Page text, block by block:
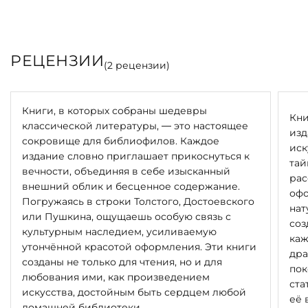
была окончена в ночь с 9 на 10 мая 1945 года. На тот
момент поэт был уже удостоен Сталинской премии.
было подготовлено издательством «Редкая книга из
Санкт-Петербурга» к 9 мая 2020 года в честь
празднования 75-летнего юбилея Победы в Великой
Отечественной войне.
Элементы обмундирования, использованные для
создания футляра и переплёта книги, являются
оригинальными предметами 1930–1945 гг. выпуска, что
делает каждый экземпляр тиража уникальным
историческим памятником. В основе этого
художественного решения лежит глубокая
философская идея: объединить истории судеб разных
владельцев военных артефактов, подарить предметам,
РЕЦЕНЗИИ(2 рецензии)
Книги, в которых собраны шедевры
классической литературы, — это настоящее
сокровище для библиофилов. Каждое
издание словно приглашает прикоснуться к
вечности, объединяя в себе изысканный
внешний облик и бесценное содержание.
Погружаясь в строки Толстого, Достоевского
или Пушкина, ощущаешь особую связь с
культурным наследием, усиливаемую
утончённой красотой оформления. Эти книги
созданы не только для чтения, но и для
любования ими, как произведением
искусства, достойным быть сердцем любой
её